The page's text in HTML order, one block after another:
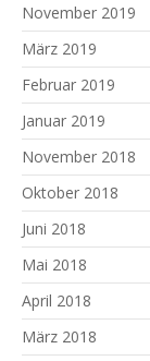
November 2019
März 2019
Februar 2019
Januar 2019
November 2018
Oktober 2018
Juni 2018
Mai 2018
April 2018
März 2018